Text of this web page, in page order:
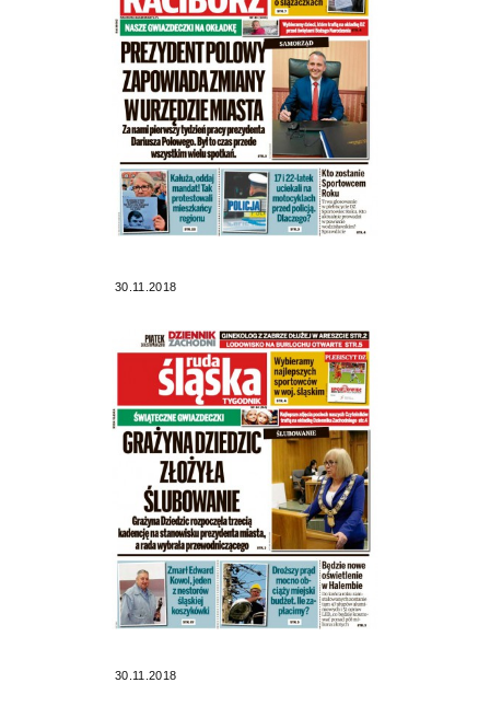
30.11.2018
30.11.2018